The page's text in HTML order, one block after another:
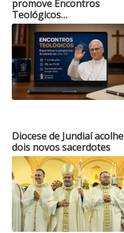
promove Encontros
Teológicos…
Diocese de Jundiaí acolhe
dois novos sacerdotes